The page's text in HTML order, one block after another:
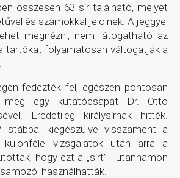
összesen 63 sír található, melyet
és számokkal jelölnek. A jeggyel
megnézni, nem látogatható az
tartókat folyamatosan váltogatják a
fedezték fel, egészen pontosan
meg egy kutatócsapat Dr. Otto
Eredetileg királysírnak hitték.
stábbal kiegészülve visszament a
vizsgálatok után arra a
hogy ezt a „sírt” Tutanhamon
használhatták.